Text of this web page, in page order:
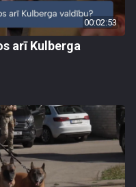
00:02:53
arī Kulberga